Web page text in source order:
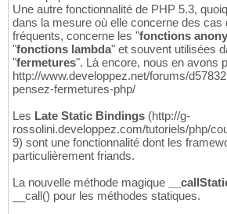
Une autre fonctionnalité de PHP 5.3,
dans la mesure où elle concerne des cas
fréquents, concerne les "fonctions
"fonctions lambda" et souvent utilisées
"fermetures". Là encore, nous en avons
http://www.developpez.net/forums/
pensez-fermetures-php/
Les Late Static Bindings (http://g-
rossolini.developpez.com/tutoriels/php/
9) sont une fonctionnalité dont les
particulièrement friands.
La nouvelle méthode magique
__call() pour les méthodes statiques.